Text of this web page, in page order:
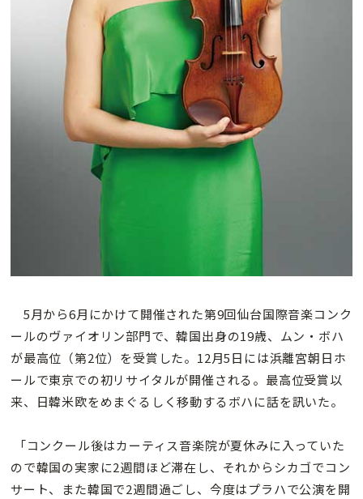
5月から6月にかけて開催された第9回仙台国際音楽コンク
ールのヴァイオリン部門で、韓国出身の19歳、ムン・ボハ
が最高位（第2位）を受賞した。12月5日には浜離宮朝日ホ
ールで東京での初リサイタルが開催される。最高位受賞以
来、日韓米欧をめまぐるしく移動するボハに話を訊いた。
「コンクール後はカーティス音楽院が夏休みに入っていた
ので韓国の実家に2週間ほど滞在し、それからシカゴでコン
サート、また韓国で2週間過ごし、今度はプラハで公演を開